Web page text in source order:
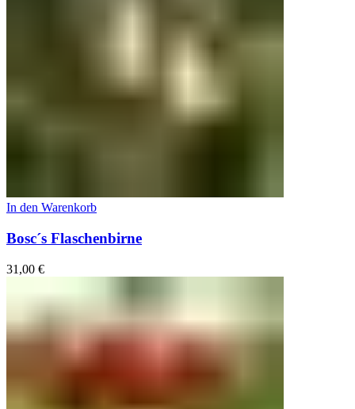
In den Warenkorb
Bosc´s Flaschenbirne
31,00 €